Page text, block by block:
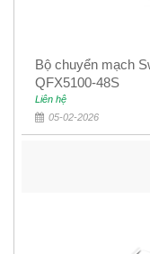
Bộ chuyển mạch
QFX5100-48S
Liên hệ
05-02-2026